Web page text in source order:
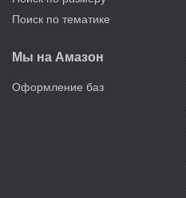
Поиск по тематике
Мы на Амазон
Оформление баз